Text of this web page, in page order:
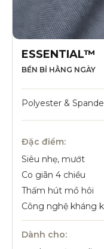
ESSENTIAL™
BỀN BỈ HẰNG NGÀY
Polyester &
Đặc điểm:
Siêu nhẹ, mướt
Co giãn 4 chiều
Thấm hút mồ hôi
Công nghệ kháng
Dành cho: